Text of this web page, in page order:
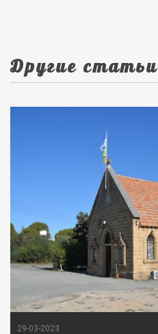
Другие статьи
29-03-2023